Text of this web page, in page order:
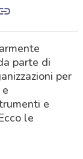
parte di
per
e
le